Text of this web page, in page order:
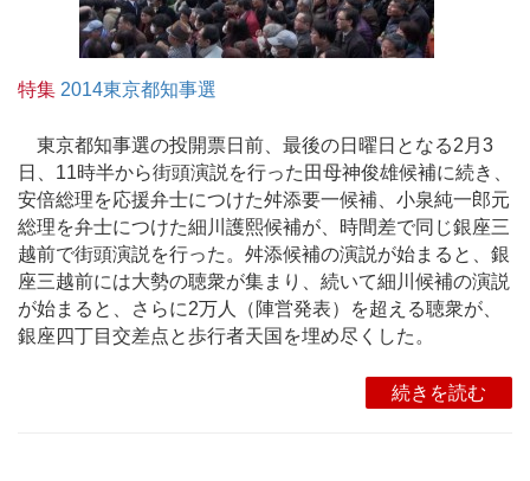
特集 2014東京都知事選
東京都知事選の投開票日前、最後の日曜日となる2月3
日、11時半から街頭演説を行った田母神俊雄候補に続き、
安倍総理を応援弁士につけた舛添要一候補、小泉純一郎元
総理を弁士につけた細川護熙候補が、時間差で同じ銀座三
越前で街頭演説を行った。舛添候補の演説が始まると、銀
座三越前には大勢の聴衆が集まり、続いて細川候補の演説
が始まると、さらに2万人（陣営発表）を超える聴衆が、
銀座四丁目交差点と歩行者天国を埋め尽くした。
続きを読む